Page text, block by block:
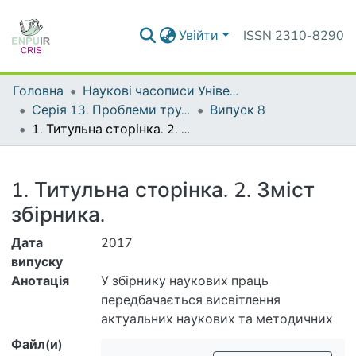
Увійти ISSN 2310-8290
Головна
Наукові часописи Університету
Серія 13. Проблеми трудової та професійної підготовки
Випуск 8
1. Титульна сторінка. 2. Зміст збірника.
1. Титульна сторінка. 2. Зміст
збірника.
Дата
випуску
2017
Анотація
У збірнику наукових праць
передбачається висвітлення
актуальних наукових та методичних
Файл(и)